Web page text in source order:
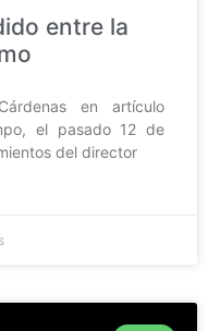
entre la
en artículo
el pasado 12 de
del director